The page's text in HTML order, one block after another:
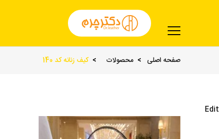
صفحه اصلی محصولات کیف زنانه کد 140
Edit